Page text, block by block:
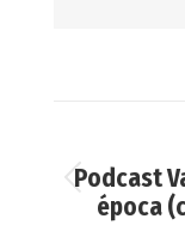
navigation
Podcast
época